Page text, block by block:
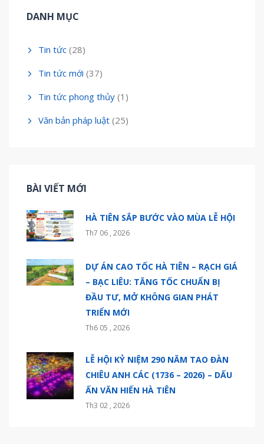
DANH MỤC
Tin tức (28)
Tin tức mới (37)
Tin tức phong thủy (1)
Văn bản pháp luật (25)
BÀI VIẾT MỚI
HÀ TIÊN SẮP BƯỚC VÀO MÙA LỄ HỘI
Th7 06 , 2026
DỰ ÁN CAO TỐC HÀ TIÊN – RẠCH GIÁ
– BẠC LIÊU: TĂNG TỐC CHUẨN BỊ
ĐẦU TƯ, MỞ KHÔNG GIAN PHÁT
TRIỂN MỚI
Th6 05 , 2026
LỄ HỘI KỶ NIỆM 290 NĂM TAO ĐÀN
CHIÊU ANH CÁC (1736 – 2026) – DẤU
ẤN VĂN HIẾN HÀ TIÊN
Th3 02 , 2026